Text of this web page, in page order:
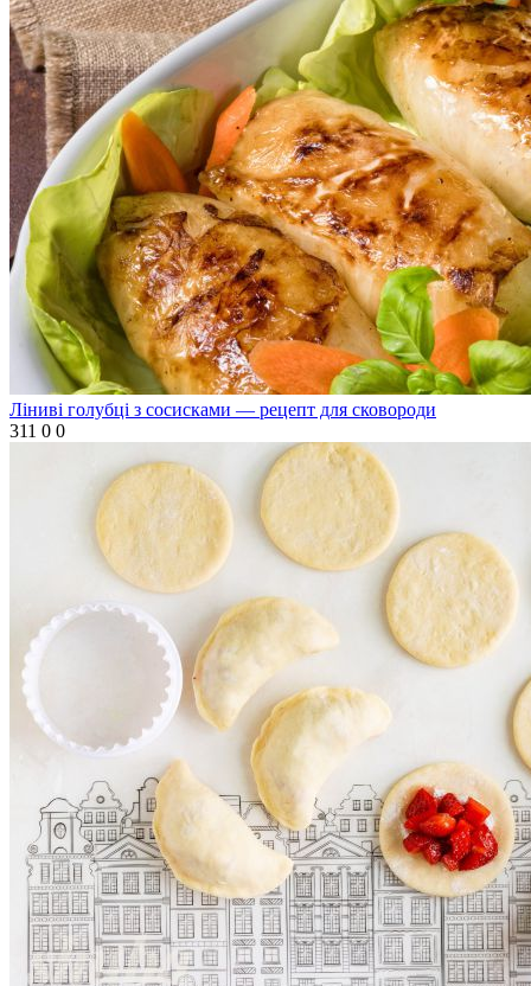
Ліниві голубці з сосисками — рецепт для сковороди
311 0 0